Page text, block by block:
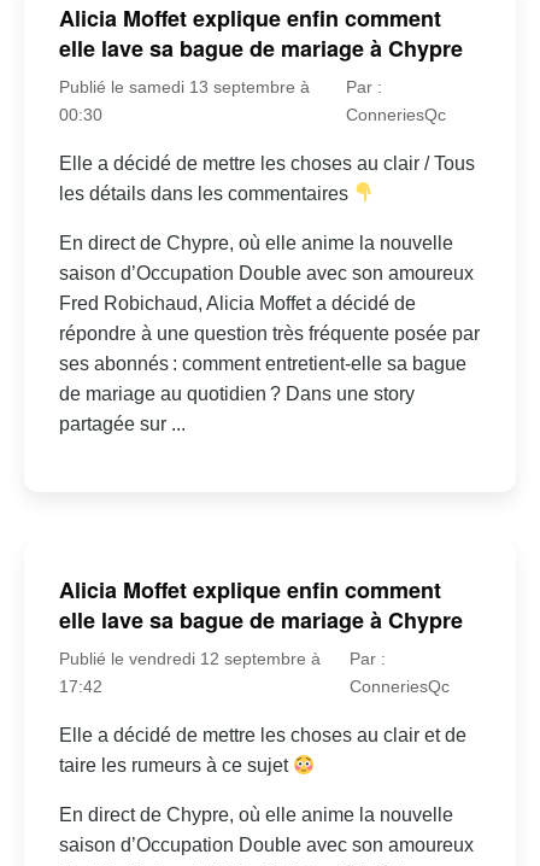
Alicia Moffet explique enfin comment
elle lave sa bague de mariage à Chypre
Publié le samedi 13 septembre à
00:30
Par :
ConneriesQc
Elle a décidé de mettre les choses au clair / Tous
les détails dans les commentaires
En direct de Chypre, où elle anime la nouvelle
saison d’Occupation Double avec son amoureux
Fred Robichaud, Alicia Moffet a décidé de
répondre à une question très fréquente posée par
ses abonnés : comment entretient-elle sa bague
de mariage au quotidien ? Dans une story
partagée sur ...
Alicia Moffet explique enfin comment
elle lave sa bague de mariage à Chypre
Publié le vendredi 12 septembre à
17:42
Par :
ConneriesQc
Elle a décidé de mettre les choses au clair et de
taire les rumeurs à ce sujet
En direct de Chypre, où elle anime la nouvelle
saison d’Occupation Double avec son amoureux